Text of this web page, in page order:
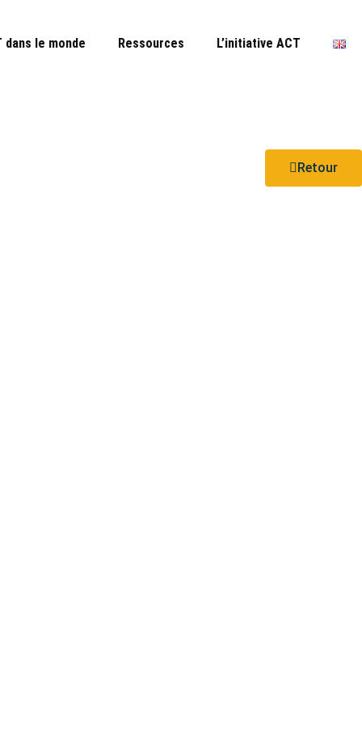
dans le monde Ressources L’initiative ACT
Retour